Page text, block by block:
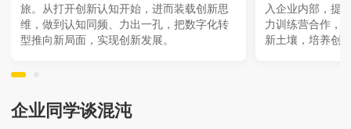
旅。从打开创新认知开始，进而装载创新思
维，做到认知同频、力出一孔，把数字化转
型推向新局面，实现创新发展。
入企业内部，提
力训练营合作，
新土壤，培养创
企业同学谈混沌